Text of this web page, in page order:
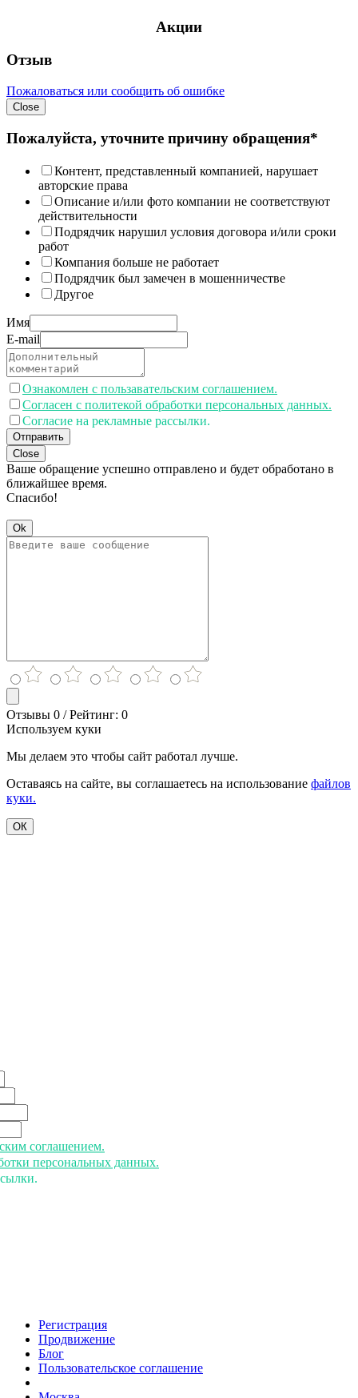
Акции
Отзыв
Пожаловаться или сообщить об ошибке
Close
Пожалуйста, уточните причину обращения*
Контент, представленный компанией, нарушает
авторские права
Описание и/или фото компании не соответствуют
действительности
Подрядчик нарушил условия договора и/или сроки
работ
Компания больше не работает
Подрядчик был замечен в мошенничестве
Другое
Имя
E-mail
Ознакомлен с пользавательским соглашением.
Согласен с политекой обработки персональных данных.
Согласие на рекламные рассылки.
Отправить
Close
Ваше обращение успешно отправлено и будет обработано в
ближайшее время.
Спасибо!
Ok
Отзывы 0 / Рейтинг: 0
Используем куки
Мы делаем это чтобы сайт работал лучше.
Оставаясь на сайте, вы соглашаетесь на использование файлов
куки.
ОК
соглашением.
персональных данных.
Регистрация
Продвижение
Блог
Пользовательское соглашение